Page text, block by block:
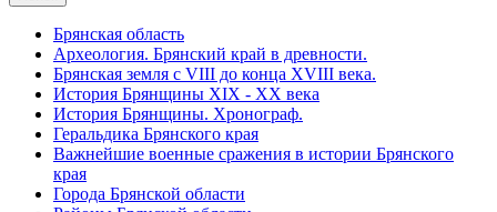
Брянская область
Археология. Брянский край в древности.
Брянская земля с VIII до конца XVIII века.
История Брянщины XIX - XX века
История Брянщины. Хронограф.
Геральдика Брянского края
Важнейшие военные сражения в истории Брянского
края
Города Брянской области